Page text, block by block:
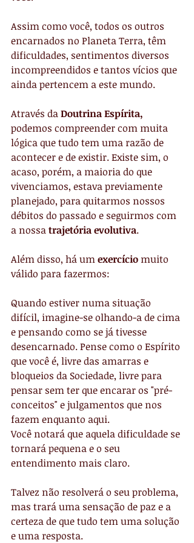
Assim como você, todos os outros
encarnados no Planeta Terra, têm
dificuldades, sentimentos diversos
incompreendidos e tantos vícios que
ainda pertencem a este mundo.
Através da Doutrina Espírita,
podemos compreender com muita
lógica que tudo tem uma razão de
acontecer e de existir. Existe sim, o
acaso, porém, a maioria do que
vivenciamos, estava previamente
planejado, para quitarmos nossos
débitos do passado e seguirmos com
a nossa trajetória evolutiva.
Além disso, há um exercício muito
válido para fazermos:
Quando estiver numa situação
difícil, imagine-se olhando-a de cima
e pensando como se já tivesse
desencarnado. Pense como o Espírito
que você é, livre das amarras e
bloqueios da Sociedade, livre para
pensar sem ter que encarar os "pré-
conceitos" e julgamentos que nos
fazem enquanto aqui.
Você notará que aquela dificuldade se
tornará pequena e o seu
entendimento mais claro.
Talvez não resolverá o seu problema,
mas trará uma sensação de paz e a
certeza de que tudo tem uma solução
e uma resposta.